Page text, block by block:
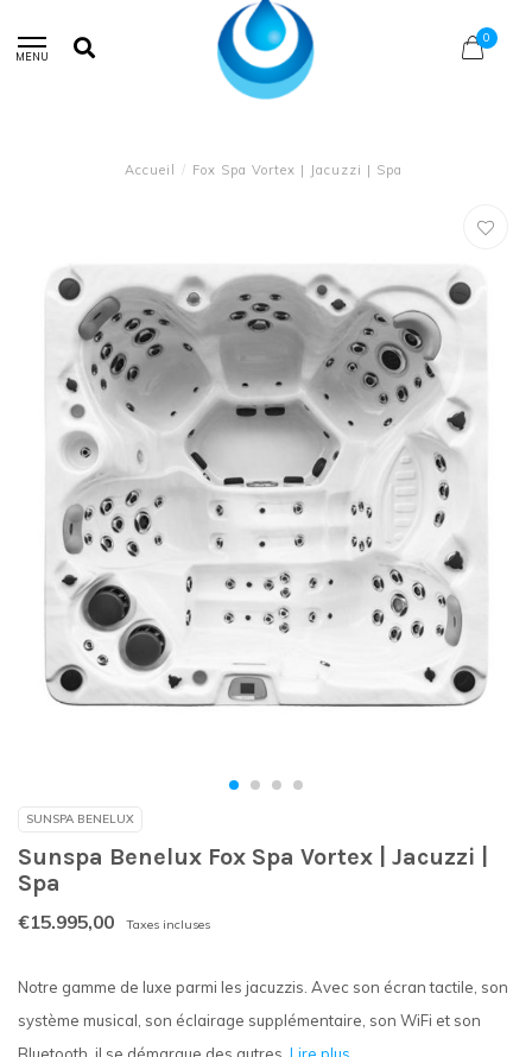
MENU
0
Accueil / Fox Spa Vortex | Jacuzzi | Spa
SUNSPA BENELUX
Sunspa Benelux Fox Spa Vortex | Jacuzzi |
Spa
€15.995,00 Taxes incluses
Notre gamme de luxe parmi les jacuzzis. Avec son écran tactile, son
système musical, son éclairage supplémentaire, son WiFi et son